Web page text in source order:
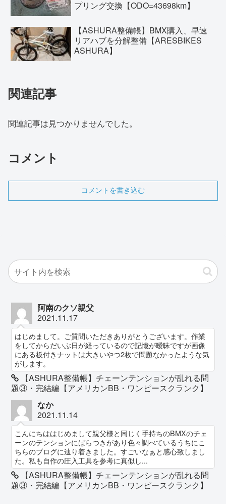
プリング交換【ODO=43698km】
【ASHURA整備帳】BMX購入、早速
リアハブを分解整備【ARESBIKES
ASHURA】
関連記事
関連記事は見つかりませんでした。
コメント
コメントを書き込む
阿南のクソ親父
2021.11.17
はじめまして。ご質問いただきありがとうございます。作業
をしてからだいぶ日が経っているので記憶が曖昧ですが画像
にある板付きナットは大きいやつ2枚で問題なかったような気
がします。
【ASHURA整備帳】チェーンテンションが乱れる問
題③・完結編【アメリカンBB・ワンピースクランク】
なか
2021.11.14
こんにちははじめまして親父様と同じく手持ちのBMXのチェ
ーンのテンションにばらつきがあり色々調べているうちにこ
ちらのブログに辿り着きました。すごいなぁと感心致しまし
た。私も自作の圧入工具を参考に真似し...
【ASHURA整備帳】チェーンテンションが乱れる問
題③・完結編【アメリカンBB・ワンピースクランク】